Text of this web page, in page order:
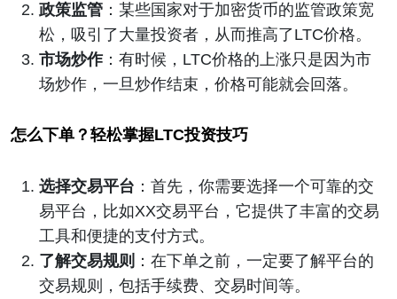
政策监管 ：某些国家对于加密货币的监管政策宽
松，吸引了大量投资者，从而推高了LTC价格。
市场炒作：有时候，LTC价格的上涨只是因为市
场炒作，一旦炒作结束，价格可能就会回落。
怎么下单？轻松掌握LTC投资技巧
选择交易平台 ：首先，你需要选择一个可靠的交
易平台，比如XX交易平台，它提供了丰富的交易
工具和便捷的支付方式。
了解交易规则 ：在下单之前，一定要了解平台的
交易规则，包括手续费、交易时间等。